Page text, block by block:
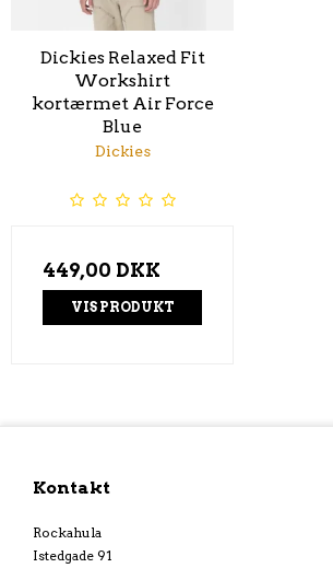
Dickies Relaxed Fit
Workshirt
kortærmet Air Force
Blue
Dickies
449,00 DKK
VIS PRODUKT
Kontakt
Rockahula
Istedgade 91